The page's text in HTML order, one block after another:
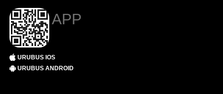
APP
URUBUS IOS
URUBUS ANDROID